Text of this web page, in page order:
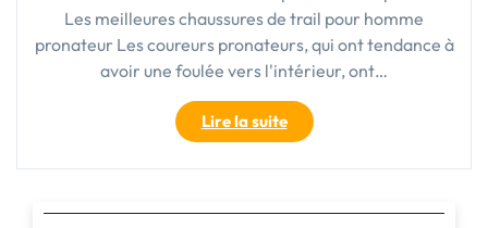
Les meilleures chaussures de trail pour homme
pronateur Les coureurs pronateurs, qui ont tendance à
avoir une foulée vers l'intérieur, ont…
Lire la suite"Les
meilleures
chaussures
trail